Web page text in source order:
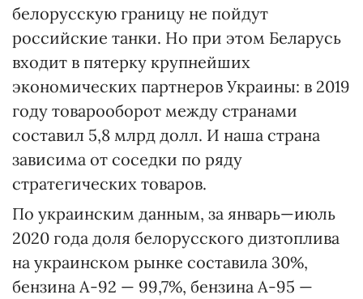
белорусскую границу не пойдут
российские танки. Но при этом Беларусь
входит в пятерку крупнейших
экономических партнеров Украины: в 2019
году товарооборот между странами
составил 5,8 млрд долл. И наша страна
зависима от соседки по ряду
стратегических товаров.
По украинским данным, за январь—июль
2020 года доля белорусского дизтоплива
на украинском рынке составила 30%,
бензина А-92 — 99,7%, бензина А-95 —